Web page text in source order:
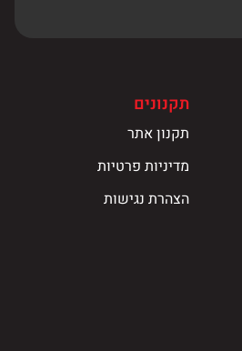
תקנונים
תקנון אתר
מדיניות פרטיות
הצהרת נגישות